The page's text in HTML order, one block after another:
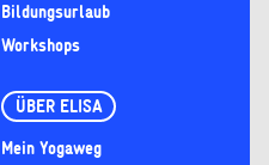
Bildungsurlaub
Workshops
ÜBER ELISA
Mein Yogaweg